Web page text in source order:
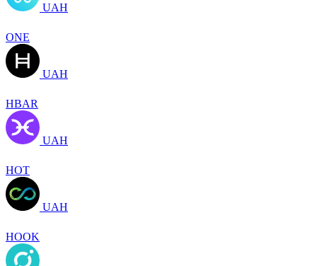
UAH
ONE
UAH
HBAR
UAH
HOT
UAH
HOOK